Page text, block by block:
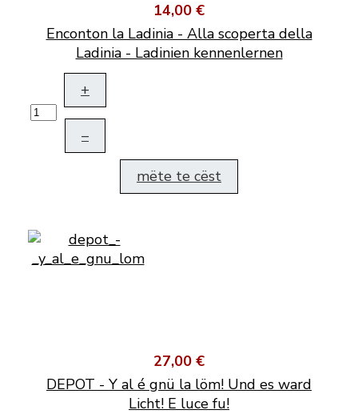
14,00 €
Enconton la Ladinia - Alla scoperta della
Ladinia - Ladinien kennenlernen
+
–
mëte te cëst
27,00 €
DEPOT - Y al é gnü la löm! Und es ward
Licht! E luce fu!